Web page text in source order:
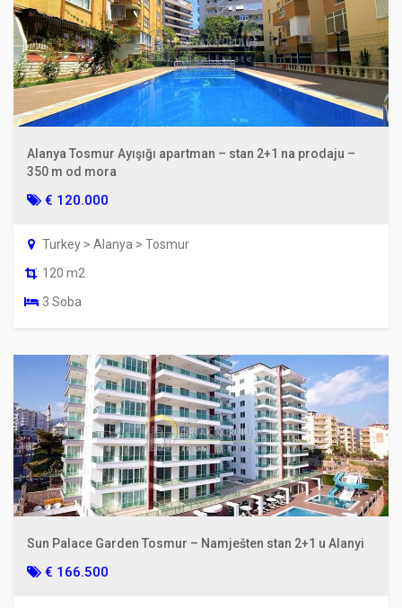
Alanya Tosmur Ayışığı apartman – stan 2+1 na prodaju –
350 m od mora
€ 120.000
Turkey > Alanya > Tosmur
120 m2
3 Soba
Sun Palace Garden Tosmur – Namješten stan 2+1 u Alanyi
€ 166.500